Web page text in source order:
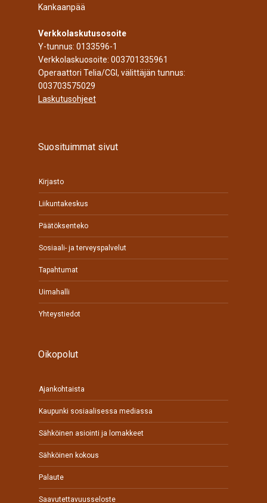
Kankaanpää
Verkkolaskutusosoite
Y-tunnus: 0133596-1
Verkkolaskuosoite: 003701335961
Operaattori Telia/CGI, välittäjän tunnus:
003703575029
Laskutusohjeet
Suosituimmat sivut
Kirjasto
Liikuntakeskus
Päätöksenteko
Sosiaali- ja terveyspalvelut
Tapahtumat
Uimahalli
Yhteystiedot
Oikopolut
Ajankohtaista
Kaupunki sosiaalisessa mediassa
Sähköinen asiointi ja lomakkeet
Sähköinen kokous
Palaute
Saavutettavuusseloste